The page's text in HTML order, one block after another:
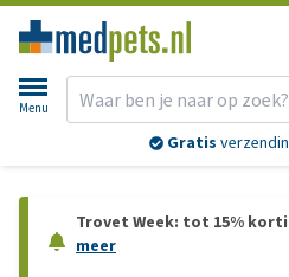
Menu
Gratis
Trovet Week: tot 15%
meer